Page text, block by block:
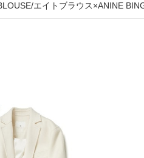
エイトブラウス×ANINE